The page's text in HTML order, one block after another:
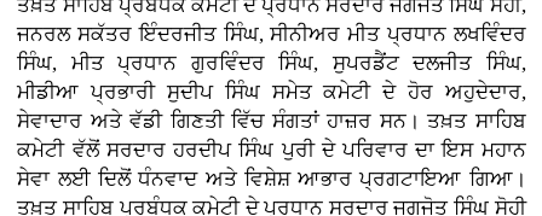
ਤਖ਼ਤ ਸਾਹਿਬ ਪ੍ਰਬੰਧਕ ਕਮੇਟੀ ਦੇ ਪ੍ਰਧਾਨ ਸਰਦਾਰ ਜਗਜੋਤ ਸਿੰਘ ਸੋਹੀ,
ਜਨਰਲ ਸਕੱਤਰ ਇੰਦਰਜੀਤ ਸਿੰਘ, ਸੀਨੀਅਰ ਮੀਤ ਪ੍ਰਧਾਨ ਲਖਵਿੰਦਰ
ਸਿੰਘ, ਮੀਤ ਪ੍ਰਧਾਨ ਗੁਰਵਿੰਦਰ ਸਿੰਘ, ਸੁਪਰਡੈਂਟ ਦਲਜੀਤ ਸਿੰਘ,
ਮੀਡੀਆ ਪ੍ਰਭਾਰੀ ਸੁਦੀਪ ਸਿੰਘ ਸਮੇਤ ਕਮੇਟੀ ਦੇ ਹੋਰ ਅਹੁਦੇਦਾਰ,
ਸੇਵਾਦਾਰ ਅਤੇ ਵੱਡੀ ਗਿਣਤੀ ਵਿੱਚ ਸੰਗਤਾਂ ਹਾਜ਼ਰ ਸਨ। ਤਖ਼ਤ ਸਾਹਿਬ
ਕਮੇਟੀ ਵੱਲੋਂ ਸਰਦਾਰ ਹਰਦੀਪ ਸਿੰਘ ਪੁਰੀ ਦੇ ਪਰਿਵਾਰ ਦਾ ਇਸ ਮਹਾਨ
ਸੇਵਾ ਲਈ ਦਿਲੋਂ ਧੰਨਵਾਦ ਅਤੇ ਵਿਸ਼ੇਸ਼ ਆਭਾਰ ਪ੍ਰਗਟਾਇਆ ਗਿਆ।
ਤਖ਼ਤ ਸਾਹਿਬ ਪ੍ਰਬੰਧਕ ਕਮੇਟੀ ਦੇ ਪ੍ਰਧਾਨ ਸਰਦਾਰ ਜਗਜੋਤ ਸਿੰਘ ਸੋਹੀ